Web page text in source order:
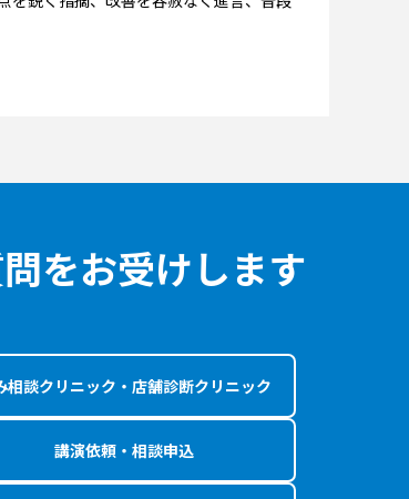
をお受けします
相談クリニック・店舗診断クリニック
講演依頼・相談申込